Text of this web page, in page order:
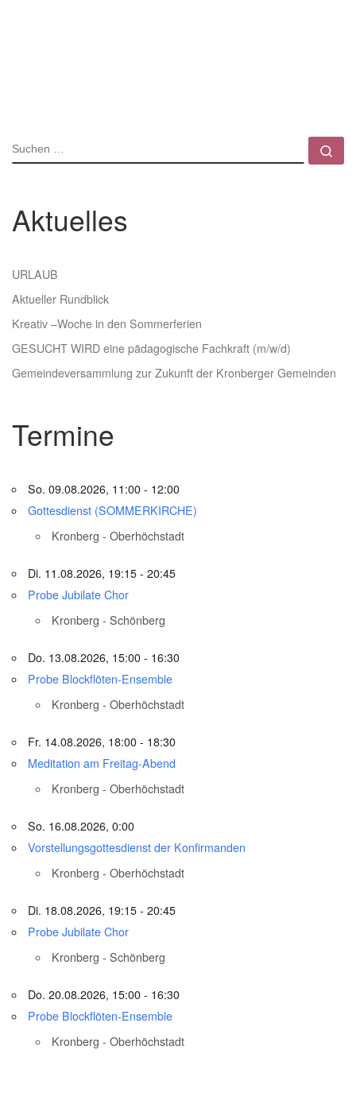
SUCHE
Aktuelles
URLAUB
Aktueller Rundblick
Kreativ –Woche in den Sommerferien
GESUCHT WIRD eine pädagogische Fachkraft (m/w/d)
Gemeindeversammlung zur Zukunft der Kronberger Gemeinden
Termine
So. 09.08.2026, 11:00 - 12:00
Gottesdienst (SOMMERKIRCHE)
Kronberg - Oberhöchstadt
Di. 11.08.2026, 19:15 - 20:45
Probe Jubilate Chor
Kronberg - Schönberg
Do. 13.08.2026, 15:00 - 16:30
Probe Blockflöten-Ensemble
Kronberg - Oberhöchstadt
Fr. 14.08.2026, 18:00 - 18:30
Meditation am Freitag-Abend
Kronberg - Oberhöchstadt
So. 16.08.2026, 0:00
Vorstellungsgottesdienst der Konfirmanden
Kronberg - Oberhöchstadt
Di. 18.08.2026, 19:15 - 20:45
Probe Jubilate Chor
Kronberg - Schönberg
Do. 20.08.2026, 15:00 - 16:30
Probe Blockflöten-Ensemble
Kronberg - Oberhöchstadt